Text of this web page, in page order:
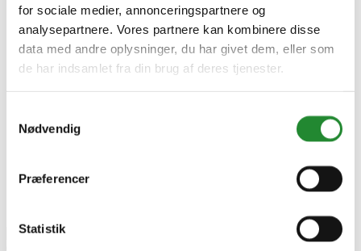
for sociale medier, annonceringspartnere og
analysepartnere. Vores partnere kan kombinere disse
data med andre oplysninger, du har givet dem, eller som
de har indsamlet fra din brug af deres tjenester.
Nødvendig
Præferencer
Statistik
Palram - Canopia Aquila 1500 røgfarvet grå
dørbaldakin - 540-014